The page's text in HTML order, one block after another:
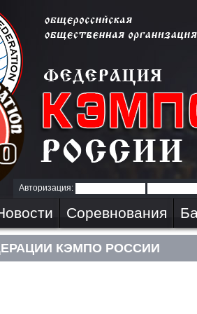
Авторизация:
Соревнования
КЭМПО РОССИИ